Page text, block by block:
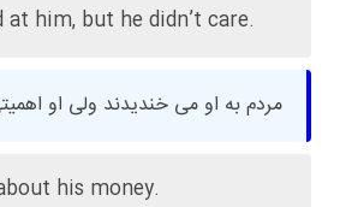
at him, but he didn’t care.
مردم به او می خندیدند ولی او
his money.